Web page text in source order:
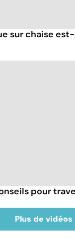
sur chaise
pour
Plus de vidéos